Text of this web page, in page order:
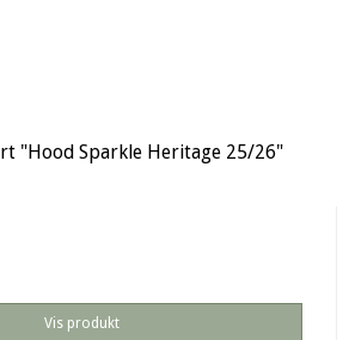
"Hood Sparkle Heritage 25/26"
Vis produkt